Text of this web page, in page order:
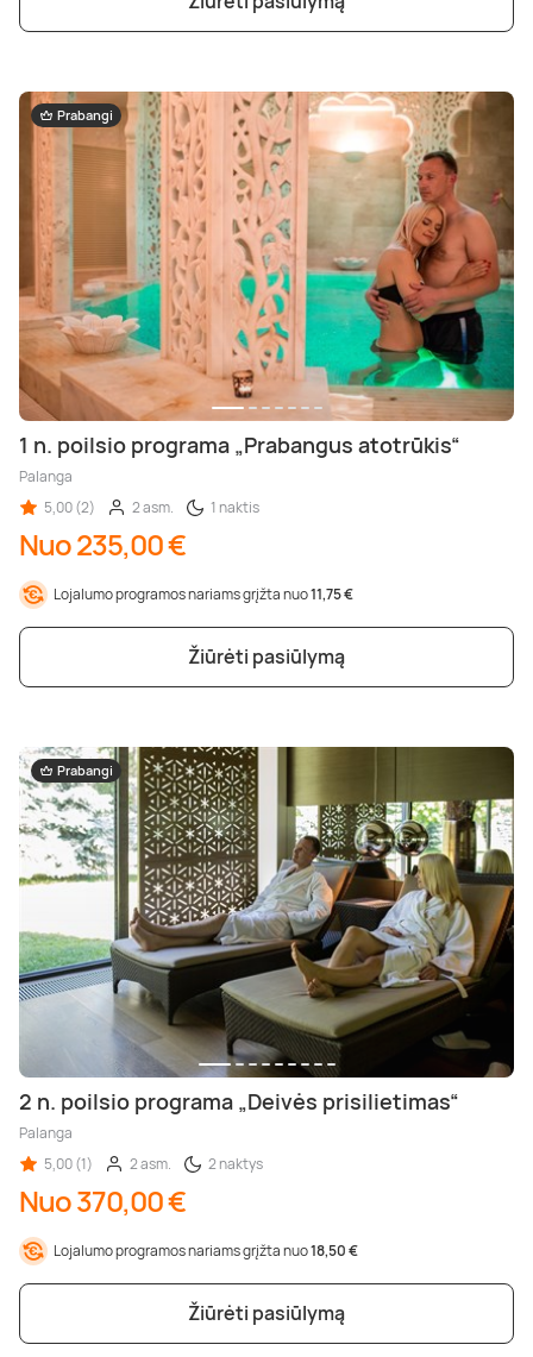
Prabangi
1 n. poilsio programa „Prabangus atotrūkis“
Palanga
5,00 (2)
2 asm. 1 naktis
Nuo 235,00 €
Lojalumo programos nariams grįžta nuo11,75 €
Žiūrėti pasiūlymą
Prabangi
2 n. poilsio programa „Deivės prisilietimas“
Palanga
5,00 (1)
2 asm. 2 naktys
Nuo 370,00 €
Lojalumo programos nariams grįžta nuo18,50 €
Žiūrėti pasiūlymą